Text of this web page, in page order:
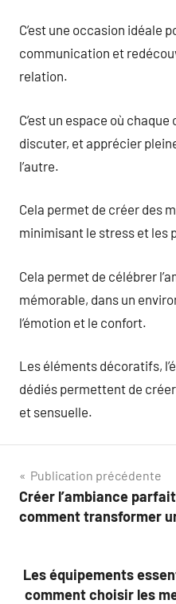
C’est une occasion idéale
communication et
relation.
C’est un espace où
discuter, et apprécier
l’autre.
Cela permet de créer des
minimisant le stress et les
Cela permet de célébrer
mémorable, dans un
l’émotion et le confort.
Les éléments décoratifs,
dédiés permettent de
et sensuelle.
Navigation
de
Publication précédente
Créer l’ambiance
comment transformer
Les équipements
comment choisir les